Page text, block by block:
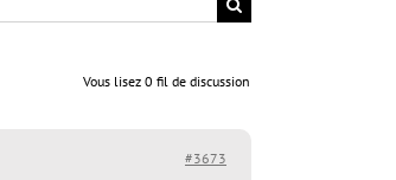
Vous lisez 0 fil de discussion
#3673